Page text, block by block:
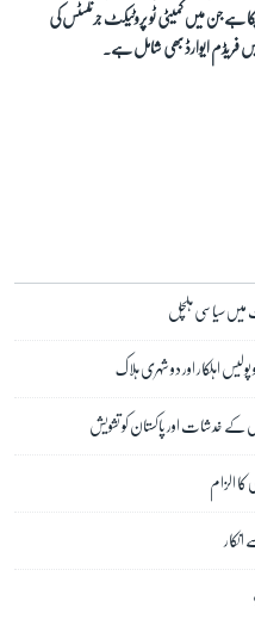
ہے جن میں کمیٹی ٹو پروٹیکٹ جرنلسٹس کی
اہلکار اور دو شہری ہلاک
کے خدشات اور پاکستان کو تشویش
الزام